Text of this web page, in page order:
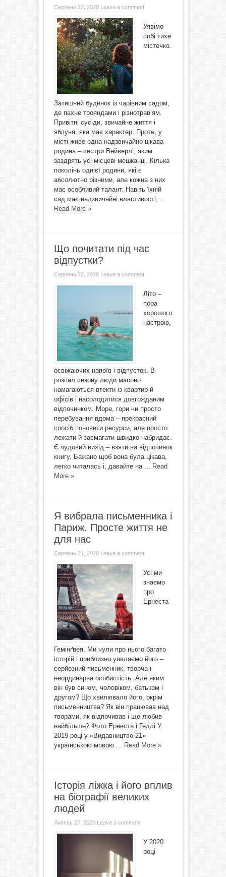
Серпень 22, 2020 Leave a comment
Уявімо
собі тихе
містечко.
Затишний будинок із чарівним садом,
де пахне трояндами і різнотрав’ям.
Привітні сусіди, звичайне життя і
яблуня, яка має характер. Проте, у
місті живе одна надзвичайно цікава
родина – сестри Вейверлі, яким
заздрять усі місцеві мешканці. Кілька
поколінь однієї родини, які є
абсолютно різними, але кожна з них
має особливий талант. Навіть їхній
сад має надзвичайні властивості, ...
Read More »
Що почитати під час
відпустки?
Серпень 22, 2020 Leave a comment
Літо –
пора
хорошого
настрою,
освіжаючих напоїв і відпусток. В
розпал сезону люди масово
намагаються втекти із квартир й
офісів і насолодитися довгожданим
відпочинком. Море, гори чи просто
перебування вдома – прекрасний
спосіб поновити ресурси, але просто
лежати й засмагати швидко набридає.
Є чудовий вихід – взяти на відпочинок
книгу. Бажано щоб вона була цікава,
легко читалась і, давайте на ... Read
More »
Я вибрала письменника і
Париж. Просте життя не
для нас
Серпень 21, 2020 Leave a comment
Усі ми
знаємо
про
Ернеста
Гемінґвея. Ми чули про нього багато
історій і приблизно уявляємо його –
серйозний письменник, творча і
неординарна особистість. Але яким
він був сином, чоловіком, батьком і
другом? Що хвилювало його, окрім
письменництва? Як він працював над
творами, як відпочивав і що любив
найбільше? Фото Ернеста і Гедлі У
2019 році у «Видавництво 21»
українською мовою ... Read More »
Історія ліжка і його вплив
на біографії великих
людей
Липень 27, 2020 Leave a comment
У 2020
році